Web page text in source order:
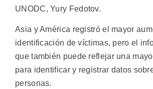
UNODC, Yury Fedotov.
Asia y América registró el mayor
identificación de víctimas, pero el
que también puede reflejar una
para identificar y registrar datos
personas.